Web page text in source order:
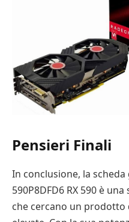
Pensieri Finali
In conclusione, la scheda
590P8DFD6 RX 590 è
che cercano un prodotto